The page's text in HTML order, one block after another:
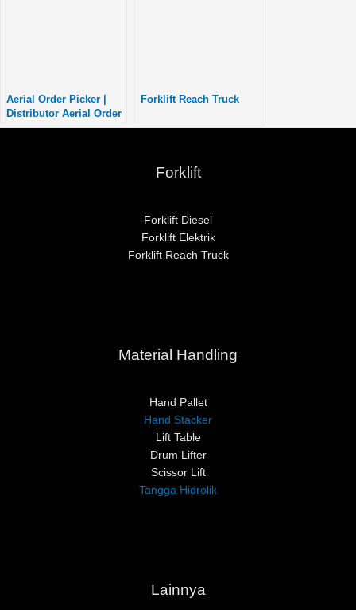
Aerial Order Picker |
Distributor Aerial Order
Picker Jawa Tengah
Forklift Reach Truck
Forklift
Forklift Diesel
Forklift Elektrik
Forklift Reach Truck
Material Handling
Hand Pallet
Hand Stacker
Lift Table
Drum Lifter
Scissor Lift
Tangga Hidrolik
Lainnya